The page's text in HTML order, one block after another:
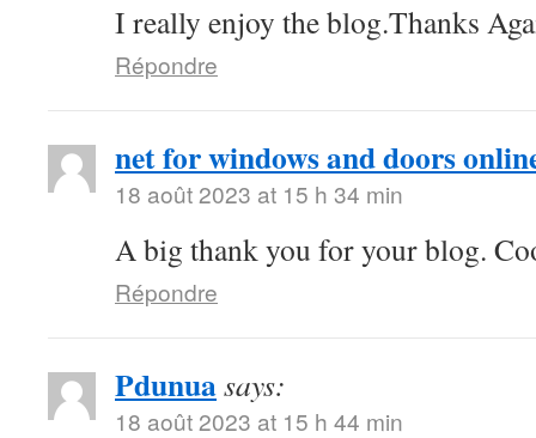
I really enjoy the blog.Thanks
Répondre
net for windows and doors
18 août 2023 at 15 h 34 min
A big thank you for your blog.
Répondre
Pdunuasays:
18 août 2023 at 15 h 44 min